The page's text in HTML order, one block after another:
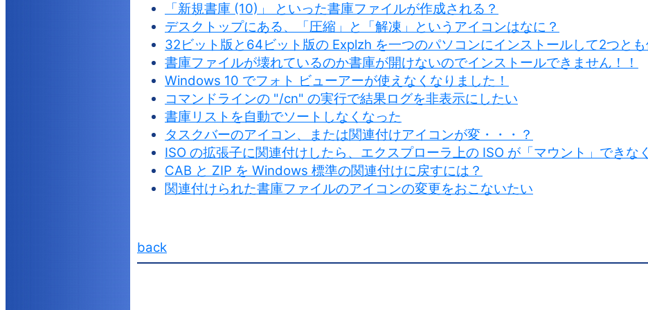
「新規書庫 (10)」 といった書庫ファイルが作成される？
デスクトップにある、「圧縮」と「解凍」というアイコンはなに？
32ビット版と64ビット版の Explzh を一つのパソコンにインストールして2つとも
書庫ファイルが壊れているのか書庫が開けないのでインストールできません！！
Windows 10 でフォト ビューアーが使えなくなりました！
コマンドラインの "/cn" の実行で結果ログを非表示にしたい
書庫リストを自動でソートしなくなった
タスクバーのアイコン、または関連付けアイコンが変・・・？
ISO の拡張子に関連付けしたら、エクスプローラ上の ISO が「マウント」できな
CAB と ZIP を Windows 標準の関連付けに戻すには？
関連付けられた書庫ファイルのアイコンの変更をおこないたい
back